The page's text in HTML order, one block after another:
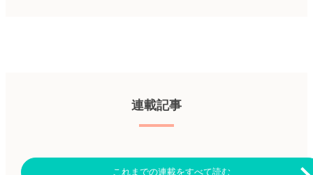
大60%、心不全または肺高血圧
である。本レビューでは、心血
ら得られたデータの要約が報告
された。European Heart Journal
連載記事
これまでの連載をすべて読む